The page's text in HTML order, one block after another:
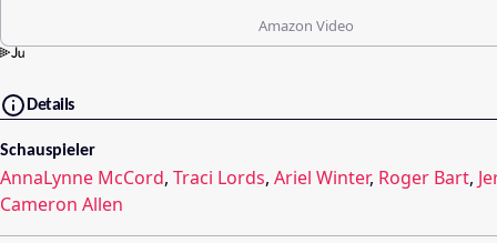
Amazon Video
Details
Schauspieler
AnnaLynne McCord, Traci Lords, Ariel Winter, Roger Bart,
Cameron Allen